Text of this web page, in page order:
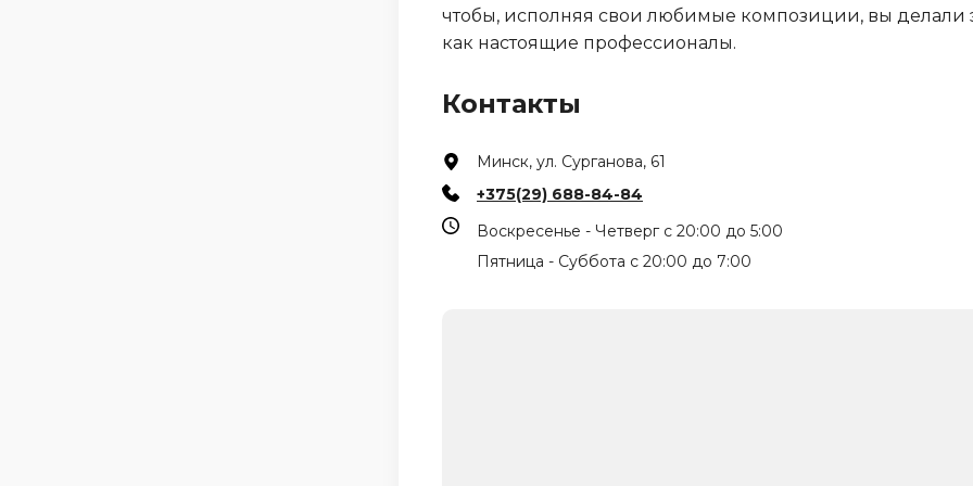
чтобы, исполняя свои любимые композиции, вы делали
как настоящие профессионалы.
Контакты
Минск, ул. Сурганова, 61
+375(29) 688-84-84
Воскресенье - Четверг с 20:00 до 5:00
Пятница - Суббота с 20:00 до 7:00